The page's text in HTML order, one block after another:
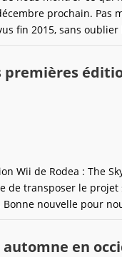
prochain. Pas
fin 2015, sans oublier
! Le jeu mauditQuand
premières
Wii de Rodea : The
de transposer le projet
nouvelle pour
que la
automne en